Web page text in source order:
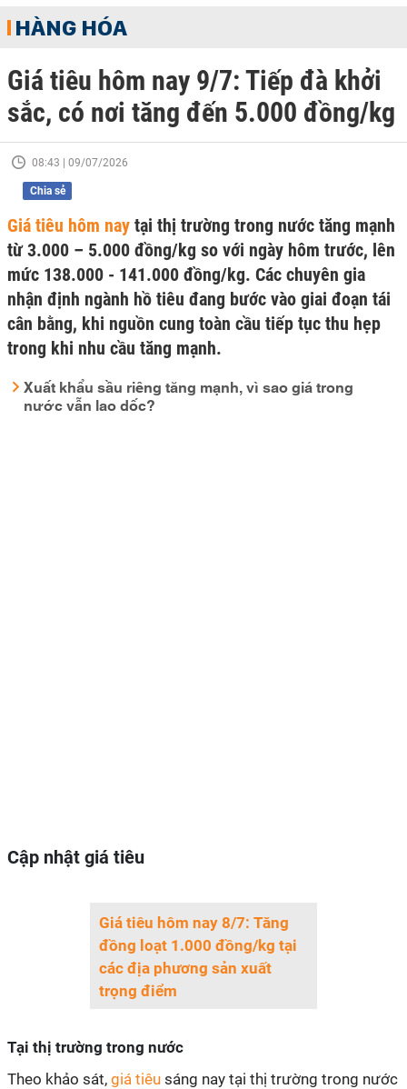
HÀNG HÓA
Giá tiêu hôm nay 9/7: Tiếp đà khởi
sắc, có nơi tăng đến 5.000 đồng/kg
08:43 | 09/07/2026
Chia sẻ
Giá tiêu hôm nay tại thị trường trong nước tăng mạnh
từ 3.000 – 5.000 đồng/kg so với ngày hôm trước, lên
mức 138.000 - 141.000 đồng/kg. Các chuyên gia
nhận định ngành hồ tiêu đang bước vào giai đoạn tái
cân bằng, khi nguồn cung toàn cầu tiếp tục thu hẹp
trong khi nhu cầu tăng mạnh.
Xuất khẩu sầu riêng tăng mạnh, vì sao giá trong
nước vẫn lao dốc?
Cập nhật giá tiêu
Giá tiêu hôm nay 8/7: Tăng
đồng loạt 1.000 đồng/kg tại
các địa phương sản xuất
trọng điểm
Tại thị trường trong nước
Theo khảo sát, giá tiêu sáng nay tại thị trường trong nước